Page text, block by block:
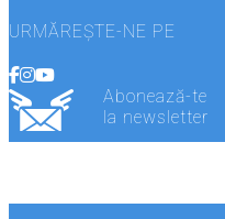
URMĂREȘTE-NE PE
Abonează-te
la newsletter